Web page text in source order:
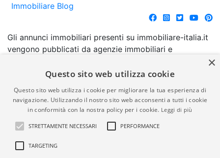
Immobiliare Blog
Gli annunci immobiliari presenti su immobiliare-italia.it
vengono pubblicati da agenzie immobiliari e
comporta l'approvazione o l'avallo da parte di
garanzia da parte di quest'ultima. immobiliare-italia.it
quindi non è responsabile della veridicità, della
correttezza, della completezza, della normativa in
materia di privacy e/o di alcun altro aspetto dei
suddetti annunci.
×
Questo sito web utilizza cookie
Questo sito web utilizza i cookie per migliorare la tua esperienza di
navigazione. Utilizzando il nostro sito web acconsenti a tutti i cookie
in conformità con la nostra policy per i cookie. Leggi di più
STRETTAMENTE NECESSARI PERFORMANCE
TARGETING